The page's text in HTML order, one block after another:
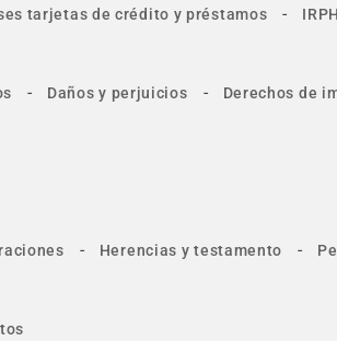
tarjetas de crédito y préstamos -
- Daños y perjuicios - Derechos de
- Herencias y testamento -